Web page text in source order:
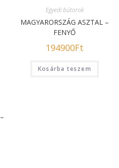
Egyedi bútorok
MAGYARORSZÁG ASZTAL –
FENYŐ
194900Ft
Kosárba teszem